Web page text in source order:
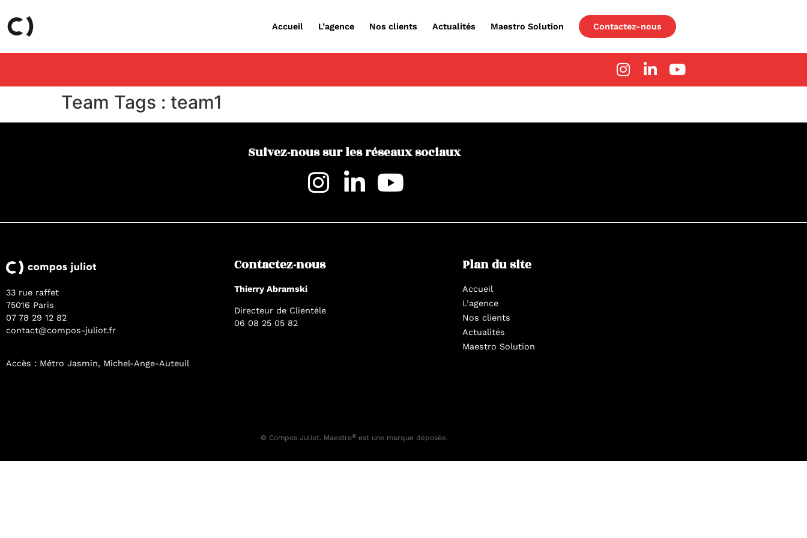
Accueil L’agence Nos clients Actualités Maestro Solution Contactez-nous
Team Tags : team1
Suivez-nous sur les réseaux sociaux
33 rue raffet
75016 Paris
07 78 29 12 82
contact@compos-juliot.fr
Accès : Métro Jasmin, Michel-Ange-Auteuil
Contactez-nous
Thierry Abramski
Directeur de Clientèle
06 08 25 05 82
Plan du site
Accueil
L’agence
Nos clients
Actualités
Maestro Solution
© Compos Juliot. Maestro® est une marque déposée.